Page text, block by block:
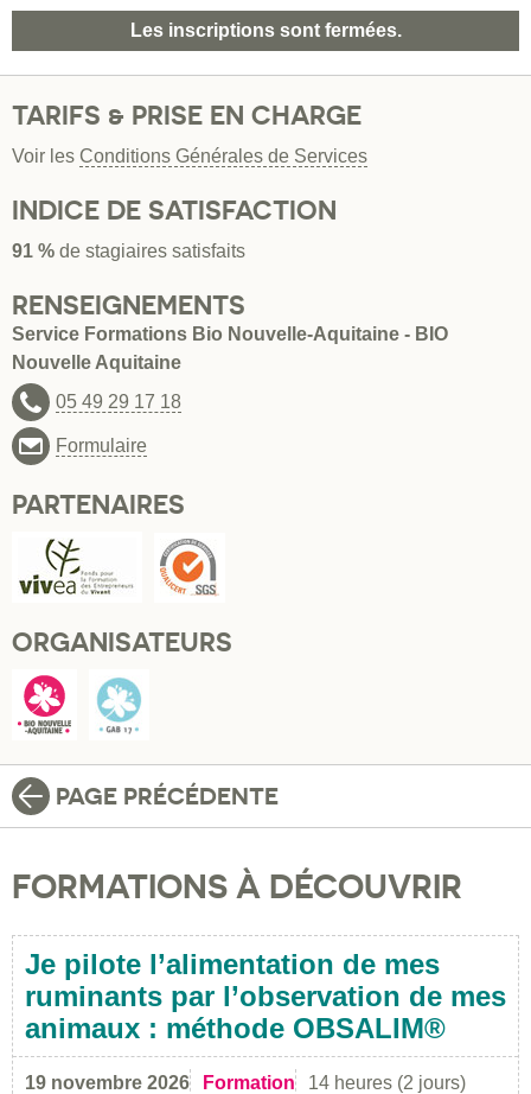
Les inscriptions sont fermées.
TARIFS & PRISE EN CHARGE
Voir les Conditions Générales de Services
INDICE DE SATISFACTION
91 % de stagiaires satisfaits
RENSEIGNEMENTS
Service Formations Bio Nouvelle-Aquitaine - BIO
Nouvelle Aquitaine
05 49 29 17 18
Formulaire
PARTENAIRES
ORGANISATEURS
PAGE PRÉCÉDENTE
FORMATIONS À DÉCOUVRIR
Je pilote l’alimentation de mes
ruminants par l’observation de mes
animaux : méthode OBSALIM®
19 novembre 2026 Formation 14 heures (2 jours)